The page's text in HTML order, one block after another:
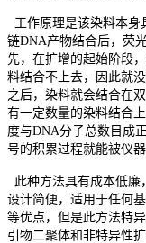
工作原理是该染料本身
链DNA产物结合后，荧
先，在扩增的起始阶段
料结合不上去，因此就
之后，染料就会结合在
有一定数量的染料结合
度与DNA分子总数目成
号的积累过程就能被仪器
此种方法具有成本低廉
设计简便，适用于任何
等优点，但是此方法特
引物二聚体和非特异性